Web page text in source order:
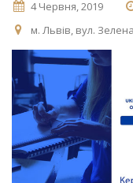
4 Червня, 2019
м. Львів, вул.